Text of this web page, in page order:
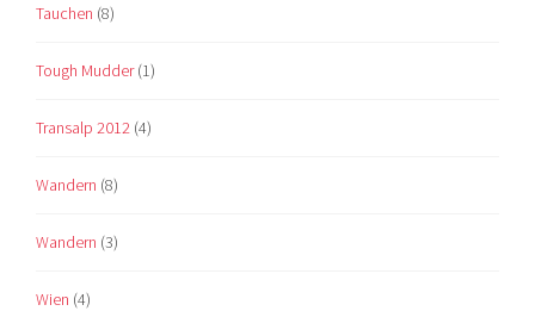
Tauchen (8)
Tough Mudder(1)
Transalp 2012 (4)
Wandern (8)
Wandern (3)
Wien (4)